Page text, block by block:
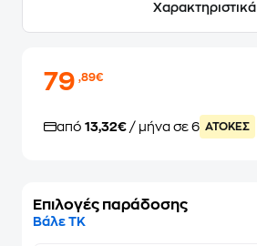
Χαρακτηριστικά
79,89€
από 13,32€ / μήνα σε 6 ATOKEΣ
Επιλογές παράδοσης
Βάλε ΤΚ